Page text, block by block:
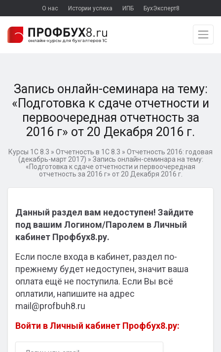
О нас Истории успеха ИПБ БухЭксперт8
Запись онлайн-семинара на тему:
«Подготовка к сдаче отчетности и
первоочередная отчетность за
2016 г» от 20 Декабря 2016 г.
Курсы 1С 8.3 » Отчетность в 1С 8.3 » Отчетность 2016: годовая
(декабрь-март 2017) » Запись онлайн-семинара на тему:
«Подготовка к сдаче отчетности и первоочередная
отчетность за 2016 г» от 20 Декабря 2016 г.
Данный раздел вам недоступен! Зайдите
под вашим Логином/Паролем в Личный
кабинет Профбух8.ру.
Если после входа в кабинет, раздел по-
прежнему будет недоступен, значит ваша
оплата ещё не поступила. Если Вы всё
оплатили, напишите на адрес
mail@profbuh8.ru
Войти в Личный кабинет Профбух8.ру: